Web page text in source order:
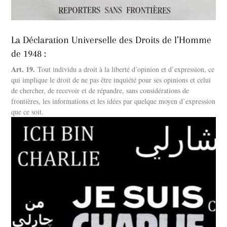
La Déclaration Universelle des Droits de l’Homme
de 1948 :
Art. 19. Tout individu a droit à la liberté d’opinion et d’expression, ce
qui implique le droit de ne pas être inquiété pour ses opinions et celui
de chercher, de recevoir et de répandre, sans considérations de
frontières, les informations et les idées par quelque moyen d’expression
que ce soit.